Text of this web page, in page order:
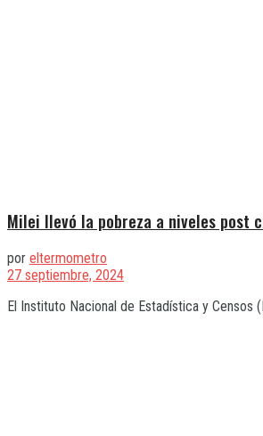
Milei llevó la pobreza a niveles post
por eltermometro
27 septiembre, 2024
El Instituto Nacional de Estadística y